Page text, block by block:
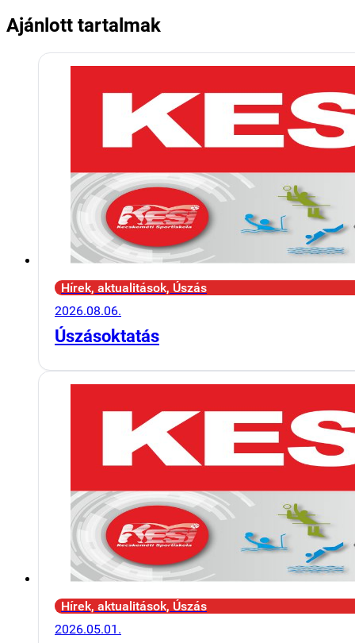
Ajánlott tartalmak
Hírek, aktualitások, Úszás
2026.08.06.
Úszásoktatás
Hírek, aktualitások, Úszás
2026.05.01.